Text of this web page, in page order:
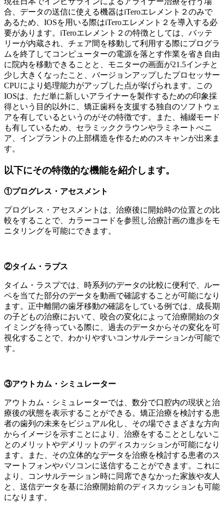
合、データの送信に使える機器はiTeroエレメント２のみで
あるため、IOSを用いる際はiTeroエレメント２を導入する必
要があります。iTeroエレメント２の特徴としては、バッテ
リーが内蔵され、チェア間を移動して利用する際にプログラ
ムを終了してコンピューターの電源を落とす作業を省き自由
に院内を移動できることと、モニターの画面が21.5インチと
少し大きくなったこと、バージョンアップしたプロセッサー
CPUにより処理能力がアップした点が挙げられます。この
IOSは、ただ単に新しいアライナーを製作するための印象採
得という目的以外に、矯正歯科を支援する独自のソフトウェ
アを有しているというのがその特徴です。また、補綴モード
も有しているため、セラミッククラウンやラミネートべニ
ア、インプラントの上部構造を作るためのスキャンが出来ま
す。
以下にその特徴的な機能を紹介します。
①プログレス・アセスメント
プログレス・アセスメントは、治療後に開始時の位置との比
較をすることで、カラーコードを参照し治療計画の進歩をモ
ニタリングを可能にできます。
②タイム・ラプス
タイム・ラスプでは、時系列のデータの比較に便利で、ルー
ペを当てた部分のデータを動画で確認することが可能になり
ます。正中離開の歯牙移動の確認をしている例では、成長期
の子どもの治療において、咬合の変化によって治療開始のタ
イミングを待っている際に、過去のデータからその変化を可
視化することで、わかりやすいコンサルテーションが可能で
す。
③アウトカム・シミュレーター
アウトカム・シミュレーターでは、数分で口腔内の現状と治
療後の状態を表示することができる。矯正治療を検討する患
者の歯列の未来をビジュアル化し、その場でさまざまな方向
からイメージを示すことにより、治療をすることとしないこ
とのメリットやデメリットのディスカッションが可能になり
ます。また、その立体的なデータを治療を検討する患者のス
マートフォンやパソコンに送信することができます。これに
より、コンサルテーション時に同席できなかった家族や友人
と、送信データを基に治療開始前のディスカッションも可能
になります。